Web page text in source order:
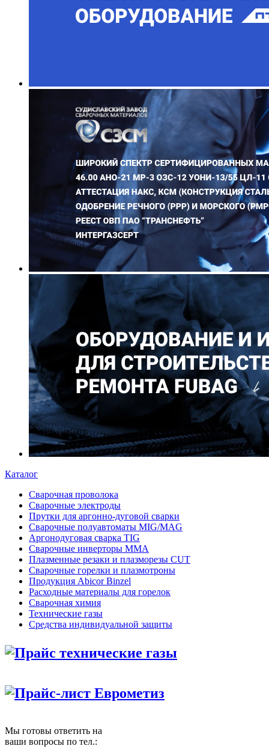
Каталог
Сварочная проволока
Сварочные электроды
Прутки для аргонно-дуговой сварки
Сварочные полуавтоматы MIG/MAG
Аргонодуговая сварка TIG
Сварочные инверторы MMA
Плазменные резаки и плазморезы CUT
Сварочные горелки и плазмотроны
Продукция Abicor Binzel
Расходные материалы для горелок
Сварочная химия
Технические газы
Средства индивидуальной защиты
Прайс технические газы
Прайс-лист Еврометиз
Мы готовы ответить на
ваши вопросы по тел.: